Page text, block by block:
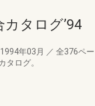
タログ’94
1994年03月 ／ 全376ペ
タログ。